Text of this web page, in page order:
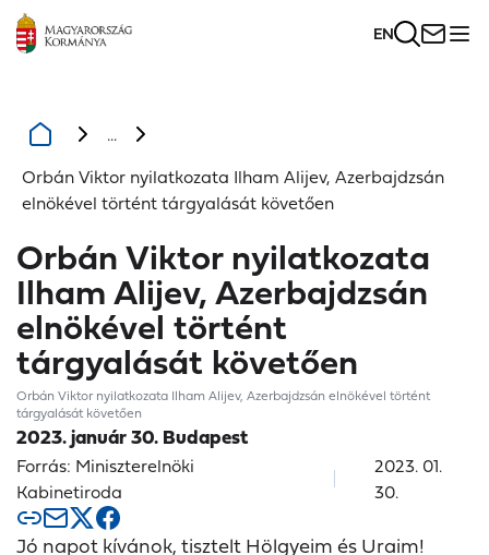
EN
...
Orbán Viktor nyilatkozata Ilham Alijev, Azerbajdzsán
elnökével történt tárgyalását követően
Orbán Viktor nyilatkozata
Ilham Alijev, Azerbajdzsán
elnökével történt
tárgyalását követően
Orbán Viktor nyilatkozata Ilham Alijev, Azerbajdzsán elnökével történt
tárgyalását követően
2023. január 30. Budapest
Forrás: Miniszterelnöki
Kabinetiroda
2023. 01.
30.
Jó napot kívánok, tisztelt Hölgyeim és Uraim!